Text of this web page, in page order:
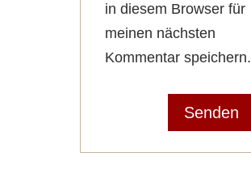
in diesem Browser für
meinen nächsten
Kommentar speichern.